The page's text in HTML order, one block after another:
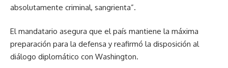
absolutamente criminal, sangrienta”.
El mandatario asegura que el país mantiene la máxima
preparación para la defensa y reafirmó la disposición al
diálogo diplomático con Washington.